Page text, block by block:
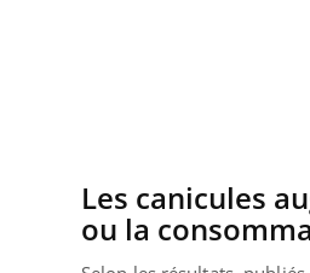
Les canicules
ou la
osait en parler??Youtube
En 2026, l'insuline dans le diabète de
reste entourée d'idées reçues chez les